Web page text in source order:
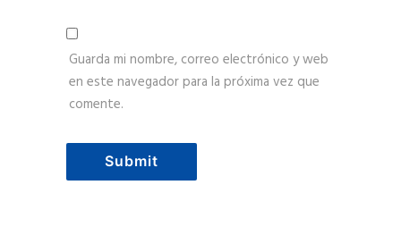
Guarda mi nombre, correo electrónico y web
en este navegador para la próxima vez que
comente.